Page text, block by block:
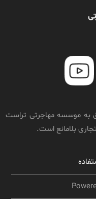
دانشگاه یو بی سی
در دانشگاه ای تی اس
به موسسه مهاجرتی تراست
بلامانع است.